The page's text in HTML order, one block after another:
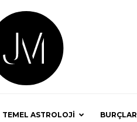
TEMEL ASTROLOJİ BURÇLAR